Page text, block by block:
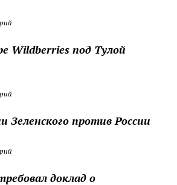
Wildberries под Тулой
Зеленского против России
доклад о